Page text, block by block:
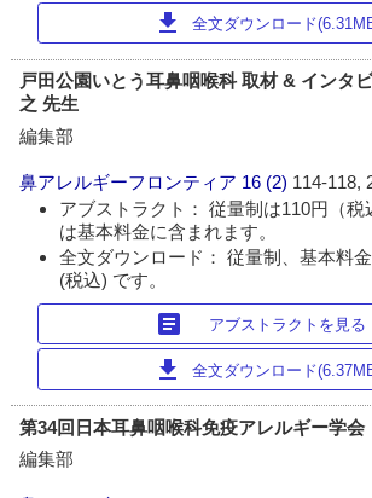
download 全文ダウンロード
戸田公園いとう耳鼻咽喉科 取材 & インタ
之 先生
編集部
鼻アレルギーフロンティア 16 (2) 114-118,
アブストラクト： 従量制は110円（税
は基本料金に含まれます。
全文ダウンロード： 従量制、基本料
(税込) です。
article アブストラクトを見る
download 全文ダウンロード
第34回日本耳鼻咽喉科免疫アレルギー学会
編集部